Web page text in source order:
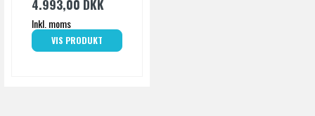
4.993,00 DKK
Inkl. moms
VIS PRODUKT